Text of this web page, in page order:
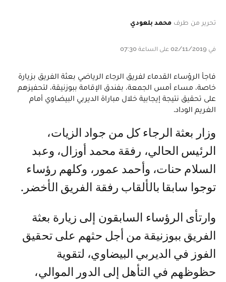
تحرير من طرف محمد بلعودي
في 02/11/2019 على الساعة 07:30
فاجأ الرؤساء القدماء لفريق الرجاء الرياضي بعثة الفريق بزيارة
خاصة، مساء أمس الجمعة، بفندق الإقامة ببوزنيقة، لتحفيزهم
على تحقيق نتيجة إيجابية خلال مباراة الديربي البيضاوي أمام
الغريم الوداد.
وزار بعثة الرجاء كل من جواد الزيات،
الرئيس الحالي، رفقة محمد أوزال، وعبد
السلام حنات، وأحمد عمور، وكلهم رؤساء
توجوا سابقا بالألقاب رفقة الفريق الأخضر.
وارتأى الرؤساء السابقون إلى زيارة بعثة
الفريق ببوزنيقة من أجل حثهم على تحقيق
الفوز في الديربي البيضاوي، لتقوية
حظوظهم في التأهل إلى الدور الموالي،